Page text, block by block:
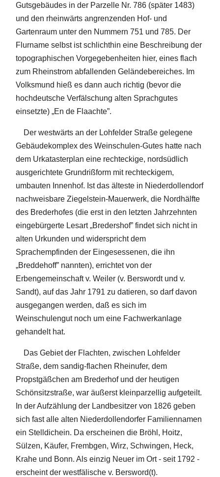
Gutsgebäudes in der Parzelle Nr. 786 (später 1483)
und den rheinwärts angrenzenden Hof- und
Gartenraum unter den Nummern 751 und 785. Der
Flurname selbst ist schlichthin eine Beschreibung der
topographischen Vorgegebenheiten hier, eines flach
zum Rheinstrom abfallenden Geländebereiches. Im
Volksmund hieß es dann auch richtig (bevor die
hochdeutsche Verfälschung alten Sprachgutes
einsetzte) „En de Flaachte”.
Der westwärts an der Lohfelder Straße gelegene
Gebäudekomplex des Weinschulen-Gutes hatte nach
dem Urkatasterplan eine rechteckige, nordsüdlich
ausgerichtete Grundrißform mit rechteckigem,
umbauten Innenhof. Ist das älteste in Niederdollendorf
nachweisbare Ziegelstein-Mauerwerk, die Nordhälfte
des Brederhofes (die erst in den letzten Jahrzehnten
eingebürgerte Lesart „Bredershof” findet sich nicht in
alten Urkunden und widerspricht dem
Sprachempfinden der Eingesessenen, die ihn
„Breddehoff” nannten), errichtet von der
Erbengemeinschaft v. Weiler (v. Berswordt und v.
Sandt), auf das Jahr 1791 zu datieren, so darf davon
ausgegangen werden, daß es sich im
Weinschulengut noch um eine Fachwerkanlage
gehandelt hat.
Das Gebiet der Flachten, zwischen Lohfelder
Straße, dem sandig-flachen Rheinufer, dem
Propstgäßchen am Brederhof und der heutigen
Schönsitzstraße, war äußerst kleinparzellig aufgeteilt.
In der Aufzählung der Landbesitzer von 1826 geben
sich fast alle alten Niederdollendorfer Familiennamen
ein Stelldichein. Da erscheinen die Bröhl, Hoitz,
Sülzen, Käufer, Frembgen, Wirz, Schwingen, Heck,
Krahe und Bonn. Als einzig Neuer im Ort - seit 1792 -
erscheint der westfälische v. Bersword(t).